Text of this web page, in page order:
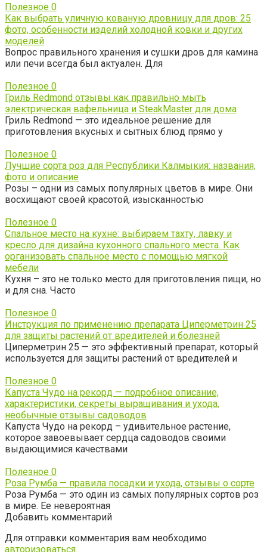
Полезное 0
Как выбрать уличную кованую дровницу для дров: 25
фото, особенности изделий холодной ковки и других
моделей
Вопрос правильного хранения и сушки дров для камина
или печи всегда был актуален. Для
Полезное 0
Гриль Redmond отзывы как правильно мыть
электрическая вафельница и SteakMaster для дома
Гриль Redmond — это идеальное решение для
приготовления вкусных и сытных блюд прямо у
Полезное 0
Лучшие сорта роз для Республики Калмыкия: названия,
фото и описание
Розы – одни из самых популярных цветов в мире. Они
восхищают своей красотой, изысканностью
Полезное 0
Спальное место на кухне: выбираем тахту, лавку и
кресло для дизайна кухонного спального места. Как
организовать спальное место с помощью мягкой
мебели
Кухня – это не только место для приготовления пищи, но
и для сна. Часто
Полезное 0
Инструкция по применению препарата Циперметрин 25
для защиты растений от вредителей и болезней
Циперметрин 25 — это эффективный препарат, который
используется для защиты растений от вредителей и
Полезное 0
Капуста Чудо на рекорд — подробное описание,
характеристики, секреты выращивания и ухода,
необычные отзывы садоводов
Капуста Чудо на рекорд – удивительное растение,
которое завоевывает сердца садоводов своими
выдающимися качествами
Полезное 0
Роза Румба — правила посадки и ухода, отзывы о сорте
Роза Румба — это один из самых популярных сортов роз
в мире. Ее невероятная
Добавить комментарий
Для отправки комментария вам необходимо
авторизоваться.